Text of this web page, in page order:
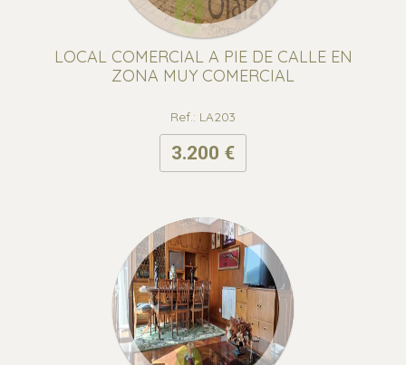
LOCAL COMERCIAL A PIE DE CALLE EN
ZONA MUY COMERCIAL
Ref.: LA203
3.200 €